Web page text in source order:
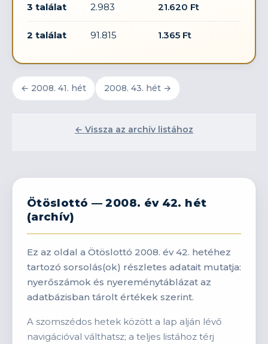
3 találat 2.983 21.620 Ft
2 találat 91.815 1.365 Ft
← 2008. 41. hét 2008. 43. hét →
← Vissza az archív listához
Ötöslottó — 2008. év 42. hét
(archív)
Ez az oldal a Ötöslottó 2008. év 42. hetéhez
tartozó sorsolás(ok) részletes adatait mutatja:
nyerőszámok és nyereménytáblázat az
adatbázisban tárolt értékek szerint.
A szomszédos hetek között a lap alján lévő
navigációval válthatsz; a teljes listához térj